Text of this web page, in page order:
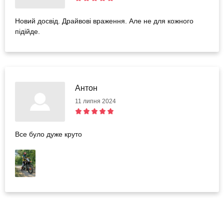
Новий досвід. Драйвові враження. Але не для кожного
підійде.
Антон
11 липня 2024
Все було дуже круто